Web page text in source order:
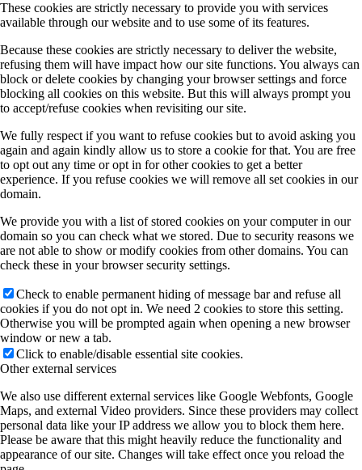
These cookies are strictly necessary to provide you with services
available through our website and to use some of its features.
Because these cookies are strictly necessary to deliver the website,
refusing them will have impact how our site functions. You always can
block or delete cookies by changing your browser settings and force
blocking all cookies on this website. But this will always prompt you
to accept/refuse cookies when revisiting our site.
We fully respect if you want to refuse cookies but to avoid asking you
again and again kindly allow us to store a cookie for that. You are free
to opt out any time or opt in for other cookies to get a better
experience. If you refuse cookies we will remove all set cookies in our
domain.
We provide you with a list of stored cookies on your computer in our
domain so you can check what we stored. Due to security reasons we
are not able to show or modify cookies from other domains. You can
check these in your browser security settings.
Check to enable permanent hiding of message bar and refuse all
cookies if you do not opt in. We need 2 cookies to store this setting.
Otherwise you will be prompted again when opening a new browser
window or new a tab.
Click to enable/disable essential site cookies.
Other external services
We also use different external services like Google Webfonts, Google
Maps, and external Video providers. Since these providers may collect
personal data like your IP address we allow you to block them here.
Please be aware that this might heavily reduce the functionality and
appearance of our site. Changes will take effect once you reload the